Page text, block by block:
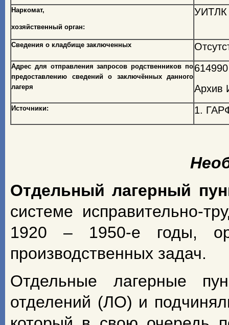
Наркомат,
хозяйственный орган:
УИТЛК
Сведения о кладбище заключенных
Адрес для отправления запросов родственников по
предоставлению сведений о заключённых данного
лагеря
Архив
Источники: 1.
Отдельный лагерный
системе исправительно-
1920 – 1950-е годы,
производственных задач.
Отдельные лагерные
отделений (ЛО) и